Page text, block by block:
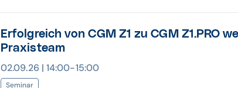
Erfolgreich von CGM Z1 zu CGM Z1.PRO
Praxisteam
02.09.26 | 14:00-15:00
Seminar